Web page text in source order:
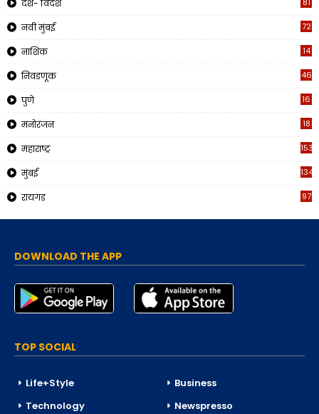
देश- विदेश
नवी मुंबई 72
नाशिक 14
निवडणूक 46
पुणे 16
मनोरंजन 18
महाराष्ट्र 153
मुंबई 134
रायगड 97
DOWNLOAD THE APP
TOP SOCIAL
Life+Style
Business
Technology
Newspresso